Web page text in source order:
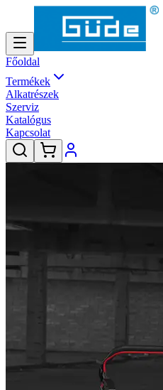
Főoldal
Termékek
Alkatrészek
Szerviz
Katalógus
Kapcsolat